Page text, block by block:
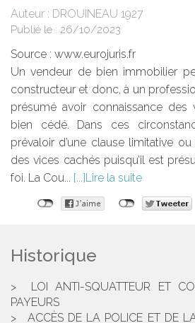
Auteur : DROUINEAU 1927
Publié le : 26/10/2023
Source : www.eurojuris.fr
Un vendeur de bien immobilier
constructeur et donc, à un
présumé avoir connaissance
bien cédé. Dans ces
prévaloir d’une clause limitative
des vices cachés puisqu’il est
foi. La Cou...
Lire la suite
Historique
LOI ANTI-SQUATTEUR ET
PAYEURS
ACCÈS DE LA POLICE ET DE